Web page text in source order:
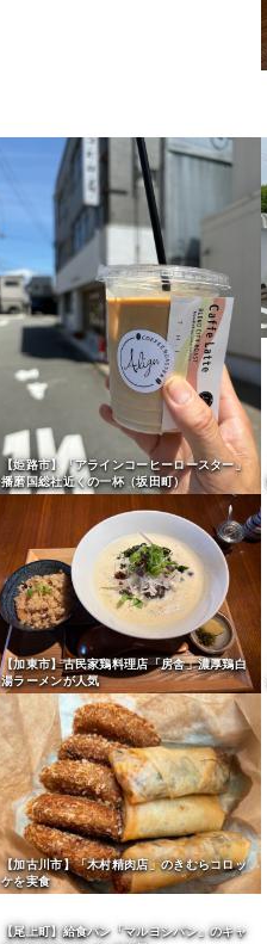
【姫路市】「アラインコーヒーロースター」
播磨国総社近くの一杯（坂田町）
【加東市】古民家鶏料理店「房舎」濃厚鶏白
湯ラーメンが人気
【加古川市】「木村精肉店」のきむらコロッ